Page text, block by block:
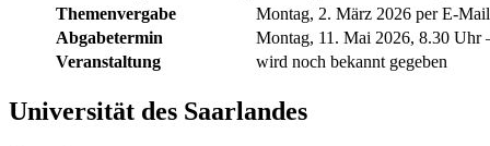
Themenvergabe
Montag, 2. März 2026 per E-Mail
Abgabetermin
Montag, 11. Mai 2026, 8.30 Uhr
Veranstaltung
wird noch bekannt gegeben
Universität des Saarlandes